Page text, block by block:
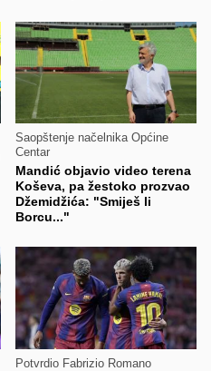
Saopštenje načelnika Općine
Centar
Mandić objavio video terena
Koševa, pa žestoko prozvao
Džemidžića: "Smiješ li
Borcu..."
Potvrdio Fabrizio Romano